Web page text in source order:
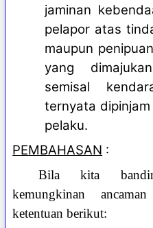
jaminan
pelapor atas
maupun
yang
semisal
ternyata
pelaku.
PEMBAHASAN :
Bila kita
kemungkinan
ketentuan berikut: